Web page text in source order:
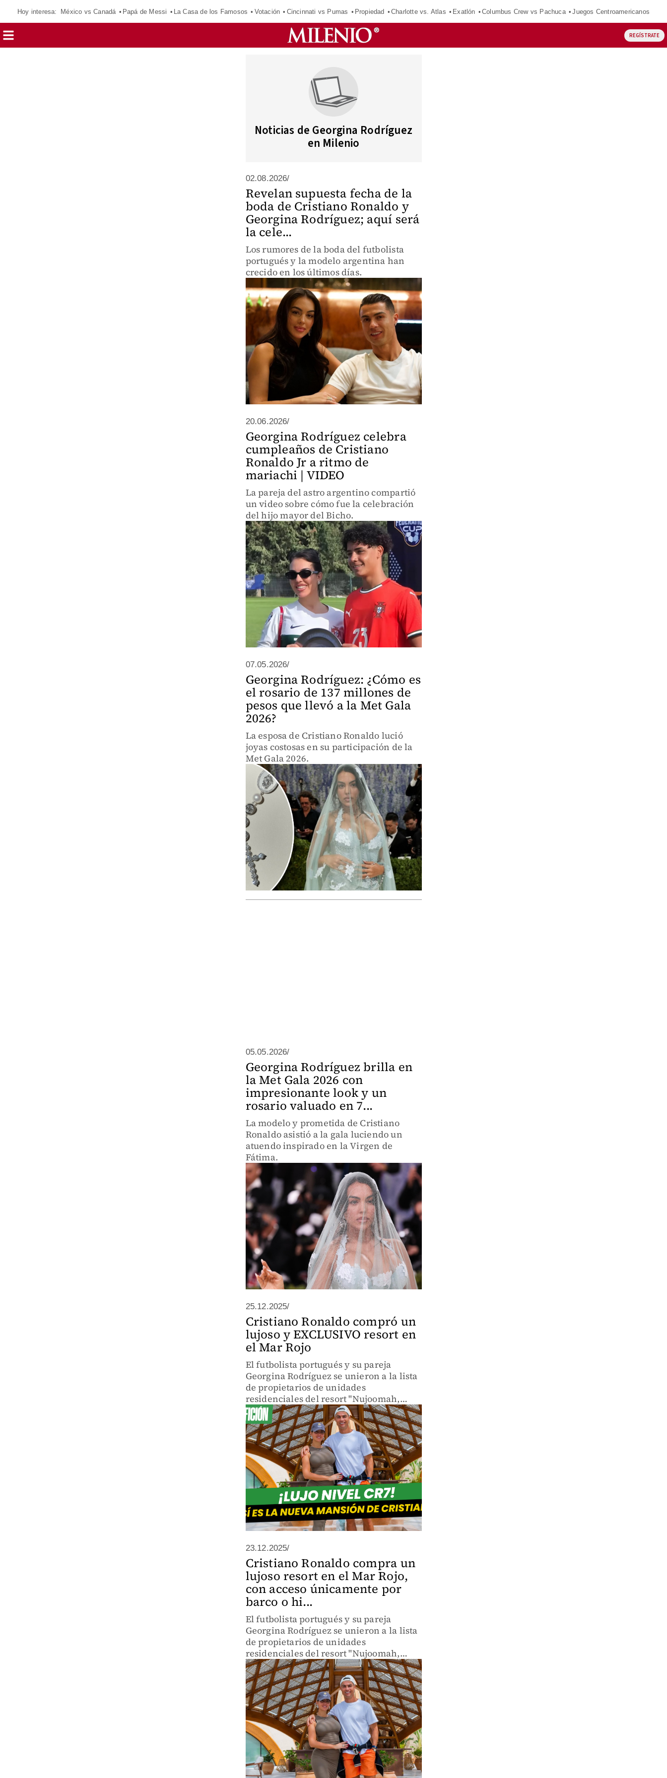
Hoy interesa: México vs Canadá Papá de Messi La Casa de los Famosos Votación Cincinnati vs Pumas Propiedad Charlotte vs. Atlas Exatlón Columbus Crew vs Pachuca Juegos Centroamericanos
REGÍSTRATE
Noticias de Georgina Rodríguez
en Milenio
02.08.2026/
Revelan supuesta fecha de la
boda de Cristiano Ronaldo y
Georgina Rodríguez; aquí será
la cele...
Los rumores de la boda del futbolista
portugués y la modelo argentina han
crecido en los últimos días.
20.06.2026/
Georgina Rodríguez celebra
cumpleaños de Cristiano
Ronaldo Jr a ritmo de
mariachi | VIDEO
La pareja del astro argentino compartió
un video sobre cómo fue la celebración
del hijo mayor del Bicho.
07.05.2026/
Georgina Rodríguez: ¿Cómo es
el rosario de 137 millones de
pesos que llevó a la Met Gala
2026?
La esposa de Cristiano Ronaldo lució
joyas costosas en su participación de la
Met Gala 2026.
05.05.2026/
Georgina Rodríguez brilla en
la Met Gala 2026 con
impresionante look y un
rosario valuado en 7...
La modelo y prometida de Cristiano
Ronaldo asistió a la gala luciendo un
atuendo inspirado en la Virgen de
Fátima.
25.12.2025/
Cristiano Ronaldo compró un
lujoso y EXCLUSIVO resort en
el Mar Rojo
El futbolista portugués y su pareja
Georgina Rodríguez se unieron a la lista
de propietarios de unidades
residenciales del resort "Nujoomah,
Ritz-Carlton Reserve".
23.12.2025/
Cristiano Ronaldo compra un
lujoso resort en el Mar Rojo,
con acceso únicamente por
barco o hi...
El futbolista portugués y su pareja
Georgina Rodríguez se unieron a la lista
de propietarios de unidades
residenciales del resort "Nujoomah,
Ritz-Carlton Reserve"